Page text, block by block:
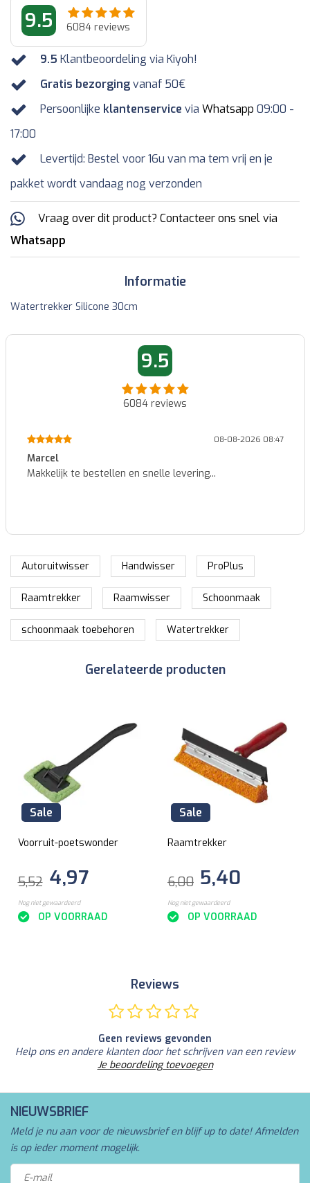
9.5 6084 reviews
9.5 Klantbeoordeling via Kiyoh!
Gratis bezorgingvanaf 50€
Persoonlijke klantenservice via Whatsapp 09:00 -
17:00
Levertijd: Bestel voor 16u van ma tem vrij en je
pakket wordt vandaag nog verzonden
Vraag over dit product? Contacteer ons snel via
Whatsapp
Informatie
Watertrekker Silicone 30cm
9.5
6084 reviews
08-08-2026 08:47
Marcel
Makkelijk te bestellen en snelle levering...
Autoruitwisser Handwisser ProPlus
Raamtrekker Raamwisser Schoonmaak
schoonmaak toebehoren Watertrekker
Gerelateerde producten
Sale
Voorruit-poetswonder
5,52 4,97
Nog niet gewaardeerd
OP VOORRAAD
Sale
Raamtrekker
6,00 5,40
Nog niet gewaardeerd
OP VOORRAAD
Reviews
Geen reviews gevonden
Help ons en andere klanten door het schrijven van een review
Je beoordeling toevoegen
NIEUWSBRIEF
Meld je nu aan voor de nieuwsbrief en blijf up to date! Afmelden
is op ieder moment mogelijk.